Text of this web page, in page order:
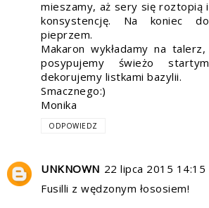
mieszamy, aż sery się roztopią
konsystencję. Na koniec
pieprzem.
Makaron wykładamy na
posypujemy świeżo
dekorujemy listkami bazylii.
Smacznego:)
Monika
ODPOWIEDZ
UNKNOWN 22 lipca 2015 14:15
Fusilli z wędzonym łososiem!